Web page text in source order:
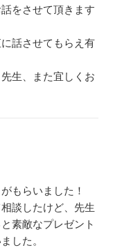
をさせて頂きます
話させてもらえ有
生、また宜しくお
もらいました！
談したけど、先生
素敵なプレゼント
した。